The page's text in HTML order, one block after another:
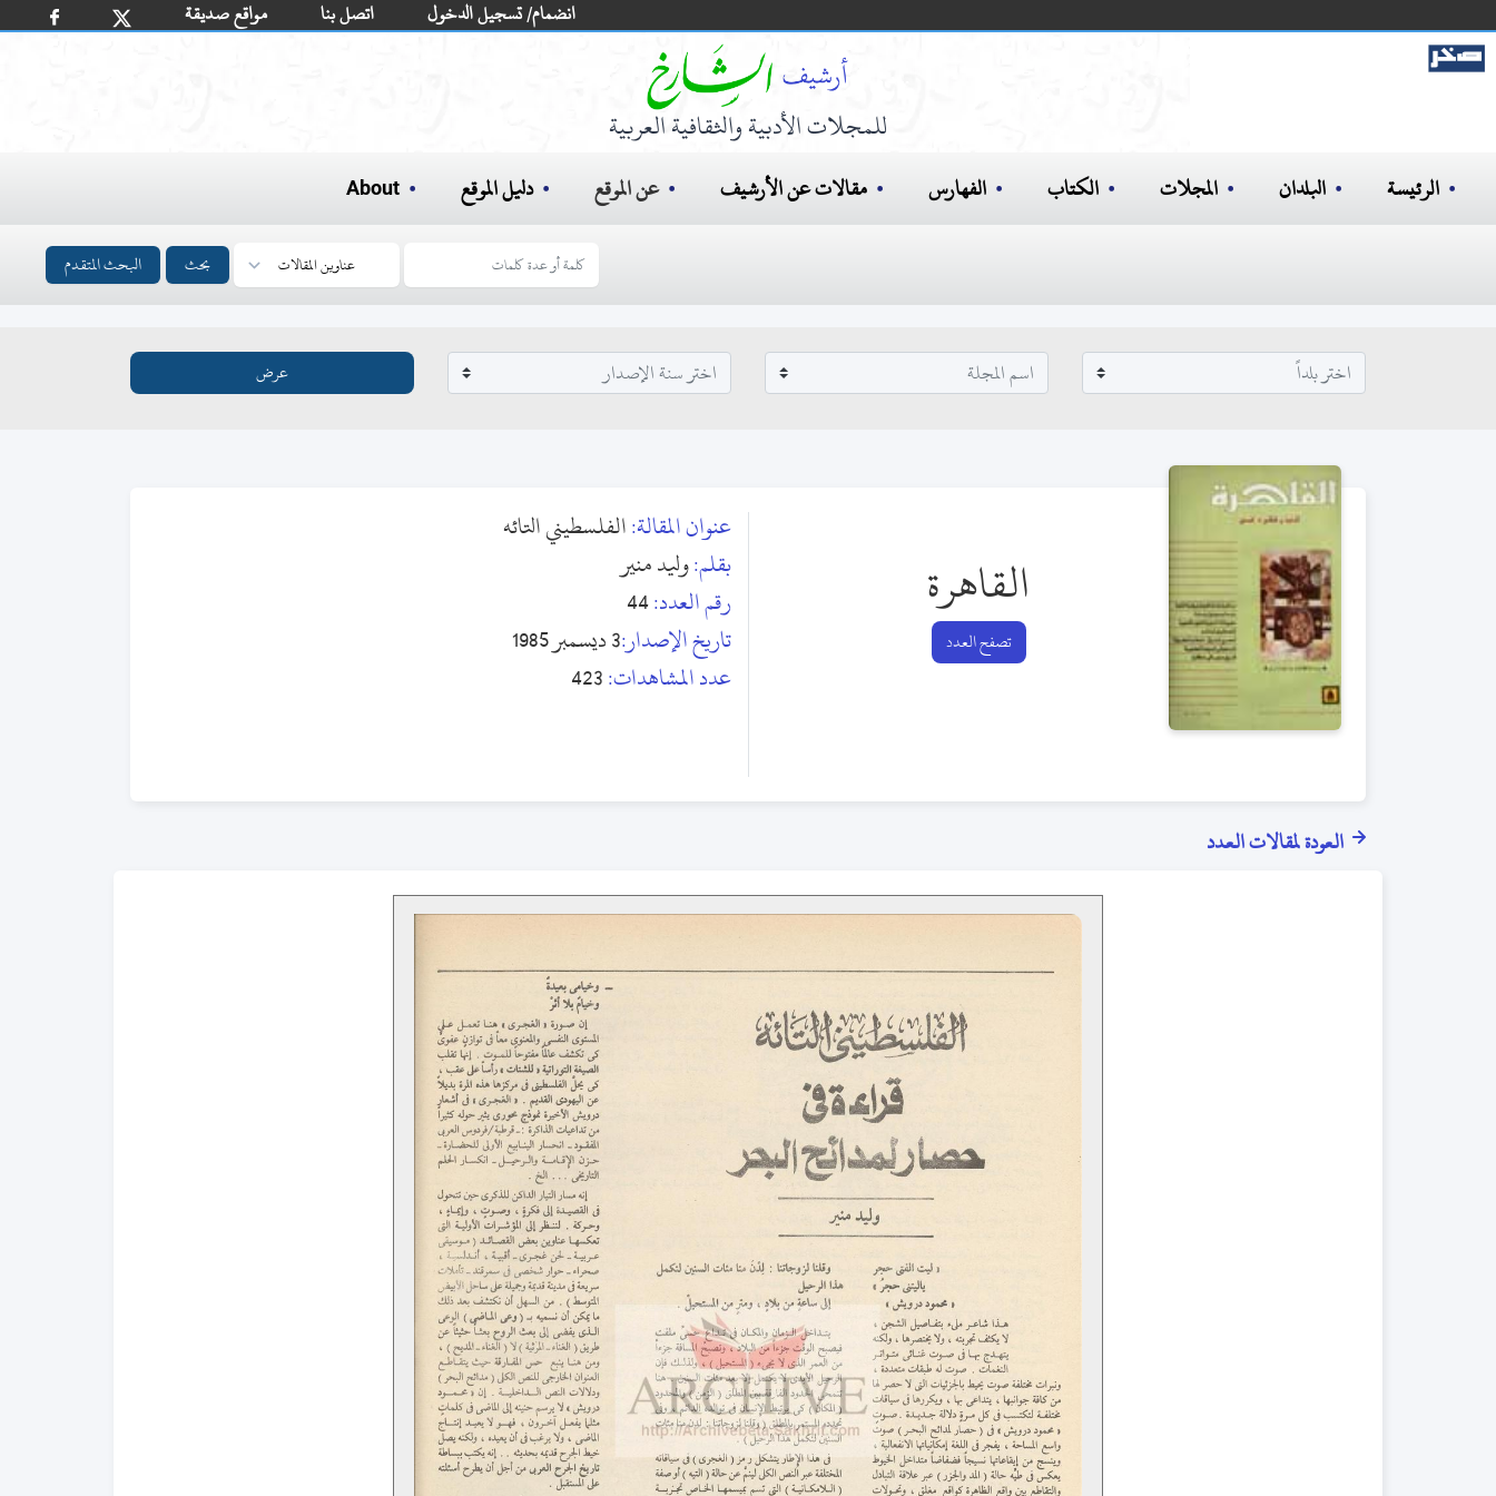
مواقع صديقة اتصل بنا انضمام/ تسجيل الدخول
للمجلات الأدبية والثقافية العربية
الرئيسة البلدان المجلات الكتاب الفهارس مقالات عن الأرشيف عن الموقع دليل الموقع About
بحث البحث المتقدم
القاهرة
تصفح العدد
عنوان المقالة:الفلسطيني التائه
بقلم:وليد منير
رقم العدد:44
تاريخ الإصدار:3 ديسمبر 1985
عدد المشاهدات:423
العودة لمقالات العدد